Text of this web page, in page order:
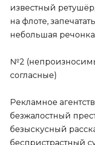
известный
на флоте,
небольшая
№2
согласные)
Рекламное
безжалостный
безыскусный
беспристрастный